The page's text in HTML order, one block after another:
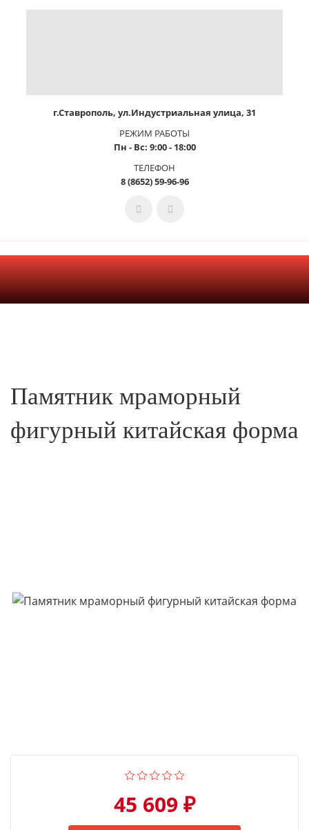
г.Ставрополь, ул.Индустриальная улица, 31
РЕЖИМ РАБОТЫ
Пн - Вс: 9:00 - 18:00
ТЕЛЕФОН
8 (8652) 59-96-96
Памятник мраморный
фигурный китайская форма
45 609 ₽